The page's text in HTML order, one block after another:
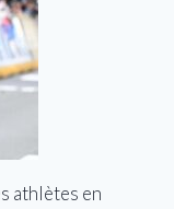
athlètes en